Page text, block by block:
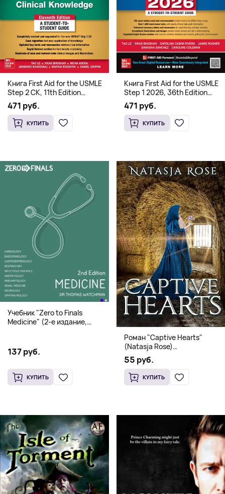
Книга First Aid for the USMLE
Step 2 CK, 11th Edition
(Мягкий переплет,
Английский язык)
471 руб.
КУПИТЬ
Книга First Aid for the USMLE
Step 1 2026, 36th Edition
(Мягкий переплет,
Английский язык)
471 руб.
КУПИТЬ
Учебник "Zero to Finals
Medicine" (2-е издание,
137 руб.
КУПИТЬ
Роман "Captive Hearts"
(Natasja Rose)
Романтическое фэнтези
55 руб.
КУПИТЬ